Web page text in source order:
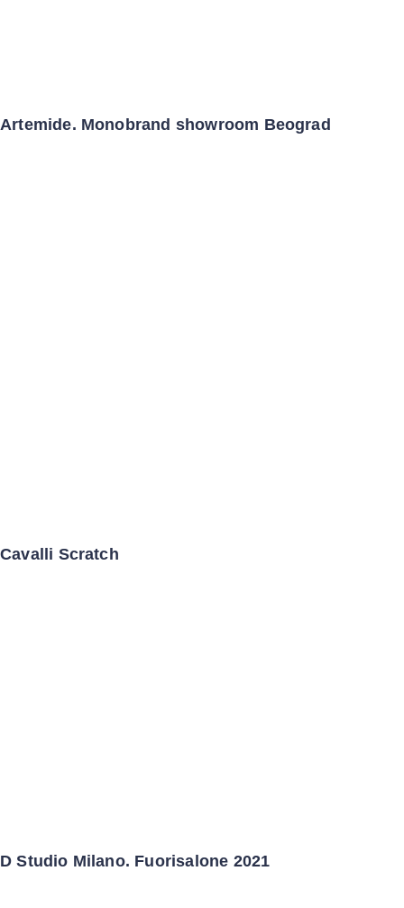
Artemide. Monobrand showroom Beograd
Cavalli Scratch
D Studio Milano. Fuorisalone 2021